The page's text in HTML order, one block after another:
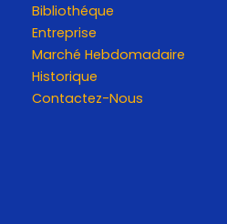
Bibliothéque
Entreprise
Marché Hebdomadaire
Historique
Contactez-Nous